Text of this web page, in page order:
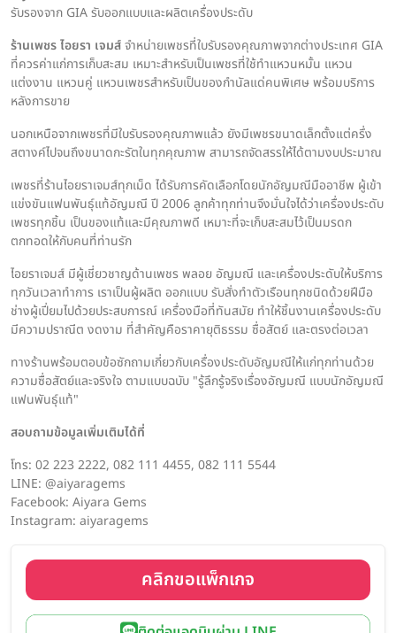
รับรองจาก GIA รับออกแบบและผลิตเครื่องประดับ
ร้านเพชร ไอยรา เจมส์จำหน่ายเพชรที่ใบรับรองคุณภาพจากต่างประเทศ GIA
ที่ควรค่าแก่การเก็บสะสม เหมาะสำหรับเป็นเพชรที่ใช้ทำแหวนหมั้น แหวน
แต่งงาน แหวนคู่ แหวนเพชรสำหรับเป็นของกำนัลแด่คนพิเศษ พร้อมบริการ
หลังการขาย
นอกเหนือจากเพชรที่มีใบรับรองคุณภาพแล้ว ยังมีเพชรขนาดเล็กตั้งแต่ครึ่ง
สตางค์ไปจนถึงขนาดกะรัตในทุกคุณภาพ สามารถจัดสรรให้ได้ตามงบประมาณ
เพชรที่ร้านไอยราเจมส์ทุกเม็ด ได้รับการคัดเลือกโดยนักอัญมณีมืออาชีพ ผู้เข้า
แข่งขันแฟนพันธุ์แท้อัญมณี ปี 2006 ลูกค้าทุกท่านจึงมั่นใจได้ว่าเครื่องประดับ
เพชรทุกชิ้น เป็นของแท้และมีคุณภาพดี เหมาะที่จะเก็บสะสมไว้เป็นมรดก
ตกทอดให้กับคนที่ท่านรัก
ไอยราเจมส์ มีผู้เชี่ยวชาญด้านเพชร พลอย อัญมณี และเครื่องประดับให้บริการ
ทุกวันเวลาทำการ เราเป็นผู้ผลิต ออกแบบ รับสั่งทำตัวเรือนทุกชนิดด้วยฝีมือ
ช่างผู้เปี่ยมไปด้วยประสบการณ์ เครื่องมือที่ทันสมัย ทำให้ชิ้นงานเครื่องประดับ
มีความปราณีต งดงาม ที่สำคัญคือราคายุติธรรม ซื่อสัตย์ และตรงต่อเวลา
ทางร้านพร้อมตอบข้อซักถามเกี่ยวกับเครื่องประดับอัญมณีให้แก่ทุกท่านด้วย
ความซื่อสัตย์และจริงใจ ตามแบบฉบับ "รู้ลึกรู้จริงเรื่องอัญมณี แบบนักอัญมณี
แฟนพันธุ์แท้"
สอบถามข้อมูลเพิ่มเติมได้ที่
โทร: 02 223 2222, 082 111 4455, 082 111 5544
LINE: @aiyaragems
Facebook: Aiyara Gems
Instagram: aiyaragems
คลิกขอแพ็กเกจ